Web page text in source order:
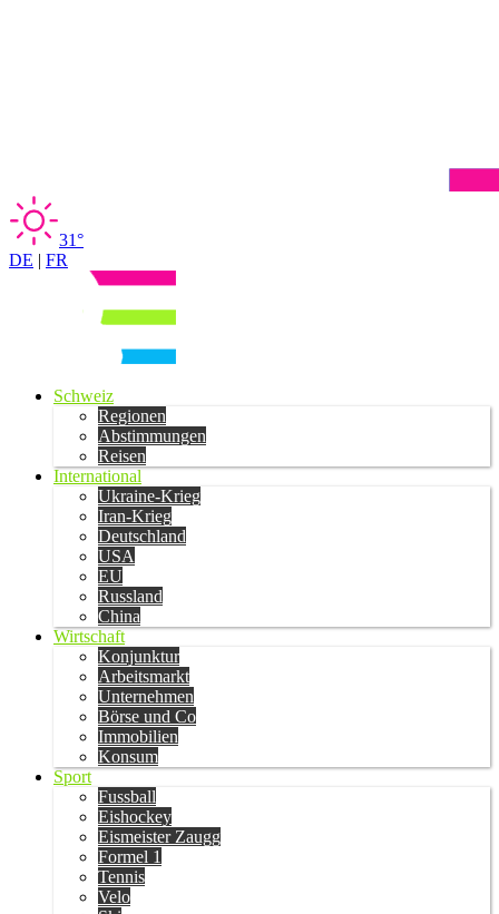
31°
DE | FR
Schweiz
Regionen
Abstimmungen
Reisen
International
Ukraine-Krieg
Iran-Krieg
Deutschland
USA
EU
Russland
China
Wirtschaft
Konjunktur
Arbeitsmarkt
Unternehmen
Börse und Co
Immobilien
Konsum
Sport
Fussball
Eishockey
Eismeister Zaugg
Formel 1
Tennis
Velo